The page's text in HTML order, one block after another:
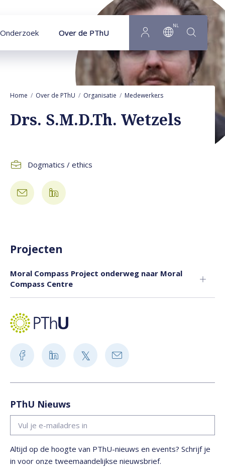
Onderzoek Over de PThU
NL
Home Over de PThU Organisatie Medewerkers
Drs. S.M.D.Th. Wetzels
Dogmatics / ethics
Projecten
Moral Compass Project onderweg naar Moral
Compass Centre
PThU Nieuws
Altijd op de hoogte van PThU-nieuws en events? Schrijf je
in voor onze tweemaandelijkse nieuwsbrief.